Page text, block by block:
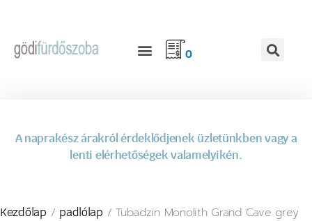
0
A naprakész árakról érdeklődjenek üzletünkben vagy a
lenti elérhetőségek valamelyikén.
Kezdőlap / padlólap / Tubadzin Monolith Grand Cave grey